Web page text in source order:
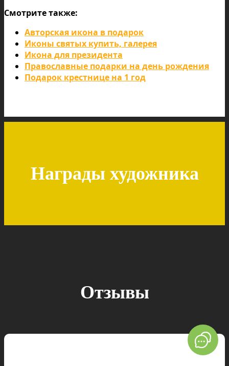
Смотрите также:
Авторская икона в подарок
Иконы святых купить, галерея
Икона для президента
Православные подарки на день рождения
Подарок крестнице на 1 год
Награды художника
Отзывы